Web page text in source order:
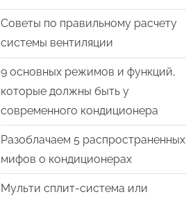
Советы по правильному расчету
системы вентиляции
9 основных режимов и функций,
которые должны быть у
современного кондиционера
Разоблачаем 5 распространенных
мифов о кондиционерах
Мульти сплит-система или